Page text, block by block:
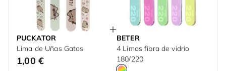
PUCKATOR
Lima de Uñas Gatos
1,00 €
BETER
4 Limas fibra de vidrio
180/220